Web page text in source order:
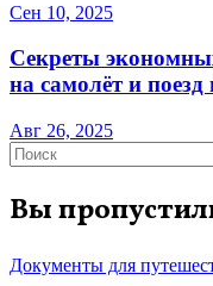
Сен 10, 2025
Секреты
на самолёт и
Авг 26, 2025
Вы
Документы для